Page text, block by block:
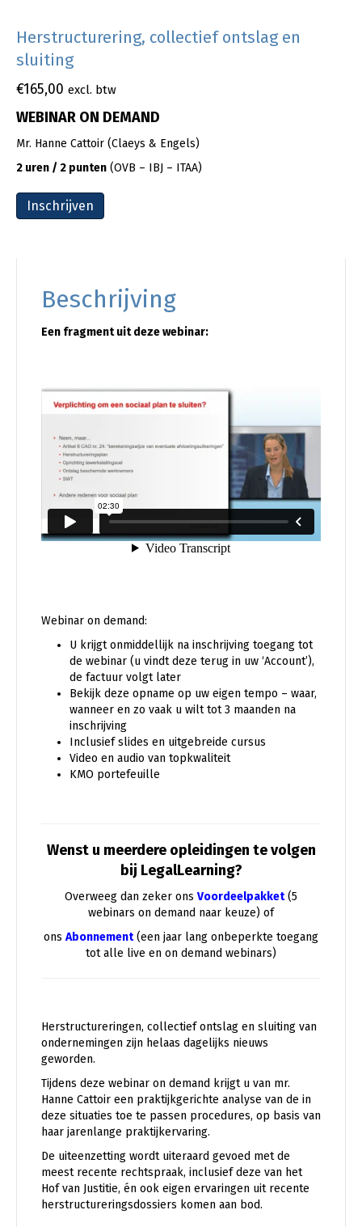
Herstructurering, collectief ontslag en
sluiting
€165,00 excl. btw
WEBINAR ON DEMAND
Mr. Hanne Cattoir (Claeys & Engels)
2 uren / 2 punten (OVB – IBJ – ITAA)
Inschrijven
Beschrijving
Een fragment uit deze webinar:
Webinar on demand:
U krijgt onmiddellijk na inschrijving toegang tot
de webinar (u vindt deze terug in uw ‘Account’),
de factuur volgt later
Bekijk deze opname op uw eigen tempo – waar,
wanneer en zo vaak u wilt tot 3 maanden na
inschrijving
Inclusief slides en uitgebreide cursus
Video en audio van topkwaliteit
KMO portefeuille
Wenst u meerdere opleidingen te volgen
bij LegalLearning?
Overweeg dan zeker ons Voordeelpakket(5
webinars on demand naar keuze) of
ons Abonnement(een jaar lang onbeperkte toegang
tot alle live en on demand webinars)
Herstructureringen, collectief ontslag en sluiting van
ondernemingen zijn helaas dagelijks nieuws
geworden.
Tijdens deze webinar on demand krijgt u van mr.
Hanne Cattoir een praktijkgerichte analyse van de in
deze situaties toe te passen procedures, op basis van
haar jarenlange praktijkervaring.
De uiteenzetting wordt uiteraard gevoed met de
meest recente rechtspraak, inclusief deze van het
Hof van Justitie, én ook eigen ervaringen uit recente
herstructureringsdossiers komen aan bod.